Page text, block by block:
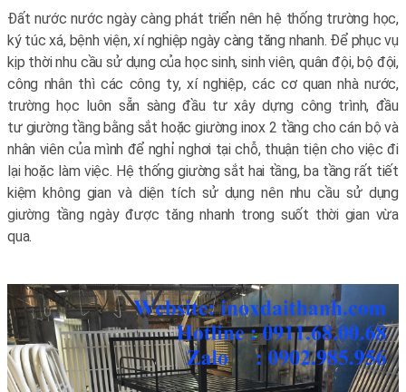
Đất nước nước ngày càng phát triển nên hệ thống trường học,
ký túc xá, bệnh viện, xí nghiệp ngày càng tăng nhanh. Để phục vụ
kịp thời nhu cầu sử dụng của học sinh, sinh viên, quân đội, bộ đội,
công nhân thì các công ty, xí nghiệp, các cơ quan nhà nước,
trường học luôn sẵn sàng đầu tư xây dựng công trình, đầu
tư giường tầng bằng sắt hoặc giường inox 2 tầng cho cán bộ và
nhân viên của mình để nghỉ nghơi tại chỗ, thuận tiện cho việc đi
lại hoặc làm việc. Hệ thống giường sắt hai tầng, ba tầng rất tiết
kiệm không gian và diện tích sử dụng nên nhu cầu sử dụng
giường tầng ngày được tăng nhanh trong suốt thời gian vừa
qua.